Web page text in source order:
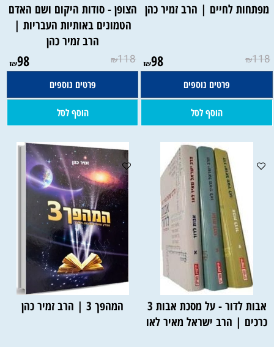
מפתחות לחיים | הרב זמיר כהן
₪118
₪98
פרטים נוספים
הוסף לסל
הצופן - סודות היקום ושם האדם
הטמונים באותיות העבריות |
הרב זמיר כהן
₪118
₪98
פרטים נוספים
הוסף לסל
אבות לדור - על מסכת אבות 3
כרכים | הרב ישראל מאיר לאו
המהפך 3 | הרב זמיר כהן